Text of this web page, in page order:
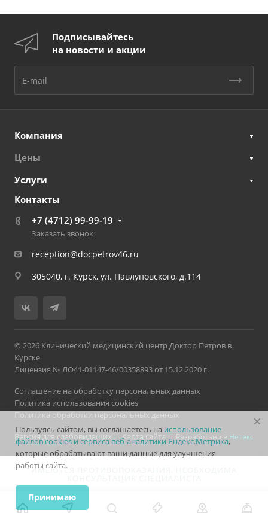
Подписывайтесь
на новости и акции
Компания
Цены
Услуги
Контакты
+7 (4712) 99-99-19
Заказать звонок
reception@docpetrov46.ru
305040, г. Курск, ул. Павлуновского, д.114
© 2026 Клинический медицинский центр Доктор Петров в
Курске
Лицензия № ЛО41-01147-46/00358893 от 15.12.2020 г.
Соглашение на обработку персональных данных
Политика использования cookies
Политика обработки персональных данных
Версия для слабовидящих
Карта сайта Разработано в Нетекс
ИМЕЮТСЯ ПРОТИВОПОКАЗАНИЯ. НЕОБХОДИМА
Пользуясь сайтом, вы соглашаетесь на использование
файлов cookies и сервиса веб-аналитики Яндекс.Метрика,
которые обрабатывают ваши данные для улучшения
работы сайта.
Принимаю